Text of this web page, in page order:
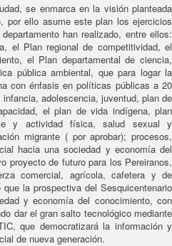
se enmarca en la visión planteada
por ello asume este plan los ejercicios
han realizado, entre ellos:
el Plan regional de competitividad, el
el Plan departamental de ciencia,
pública ambiental, que para logar la
con énfasis en políticas públicas a 20
adolescencia, juventud, plan de
el plan de vida indígena, plan
y actividad física, salud sexual y
migrante ( por aprobar); procesos,
hacia una sociedad y economía del
proyecto de futuro para los Pereiranos,
comercial, agrícola, cafetera y de
la prospectiva del Sesquicentenario
y economía del conocimiento, con
dar el gran salto tecnológico mediante
que democratizará la información y
de nueva generación.